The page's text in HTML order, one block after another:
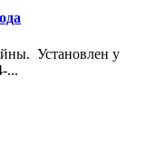
Установлен у
...